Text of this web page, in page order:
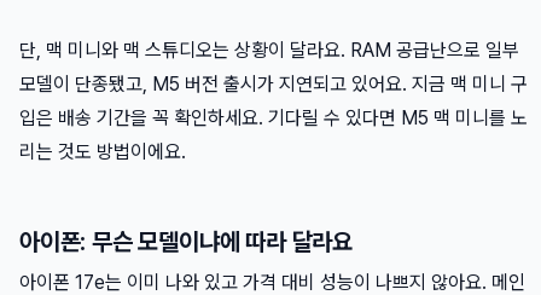
단, 맥 미니와 맥 스튜디오는 상황이 달라요. RAM 공급난으로 일부
모델이 단종됐고, M5 버전 출시가 지연되고 있어요. 지금 맥 미니 구
입은 배송 기간을 꼭 확인하세요. 기다릴 수 있다면 M5 맥 미니를 노
리는 것도 방법이에요.
아이폰: 무슨 모델이냐에 따라 달라요
아이폰 17e는 이미 나와 있고 가격 대비 성능이 나쁘지 않아요. 메인